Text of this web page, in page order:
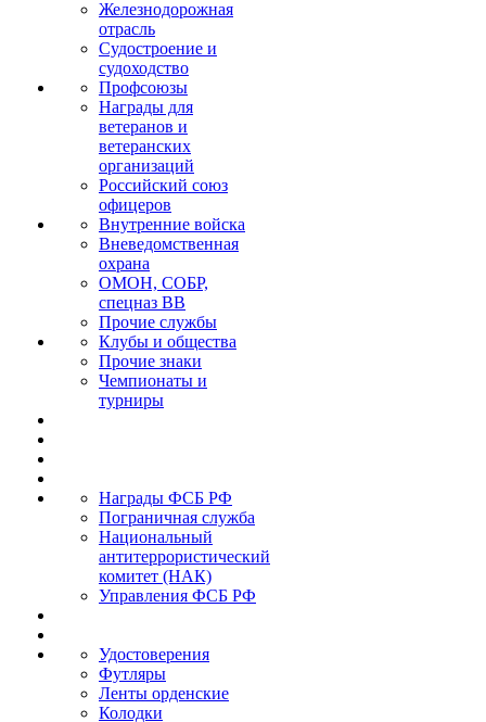
Железнодорожная
отрасль
Судостроение и
судоходство
Профсоюзы
Награды для
ветеранов и
ветеранских
организаций
Российский союз
офицеров
Внутренние войска
Вневедомственная
охрана
ОМОН, СОБР,
спецназ ВВ
Прочие службы
Клубы и общества
Прочие знаки
Чемпионаты и
турниры
Награды ФСБ РФ
Пограничная служба
Национальный
антитеррористический
комитет (НАК)
Управления ФСБ РФ
Удостоверения
Футляры
Ленты орденские
Колодки